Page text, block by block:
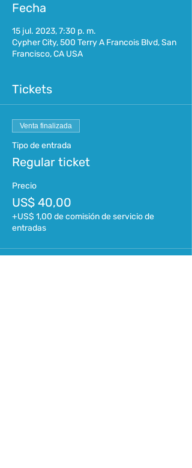
Fecha
15 jul. 2023, 7:30 p. m.
Cypher City, 500 Terry A Francois Blvd, San
Francisco, CA USA
Tickets
Venta finalizada
Tipo de entrada
Regular ticket
Precio
US$ 40,00
+US$ 1,00 de comisión de servicio de
entradas